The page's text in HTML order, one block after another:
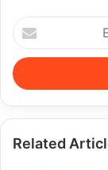
Enter
your
Email
address
Related